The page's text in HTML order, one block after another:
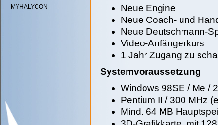
MYHALYCON
Neue Engine
Neue Coach- und
Neue Deutschmann-
Video-Anfängerkurs
1 Jahr Zugang zu
Systemvoraussetzung
Windows 98SE / Me /
Pentium II / 300 MHz
Mind. 64 MB